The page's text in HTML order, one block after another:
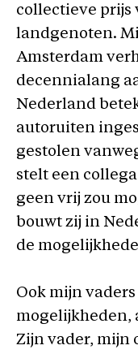
collectieve prijs
landgenoten.
Amsterdam
decennialang
Nederland
autoruiten
gestolen
stelt een
geen vrij zou
bouwt zij in
de
Ook mijn
mogelijkheden,
Zijn vader, mijn